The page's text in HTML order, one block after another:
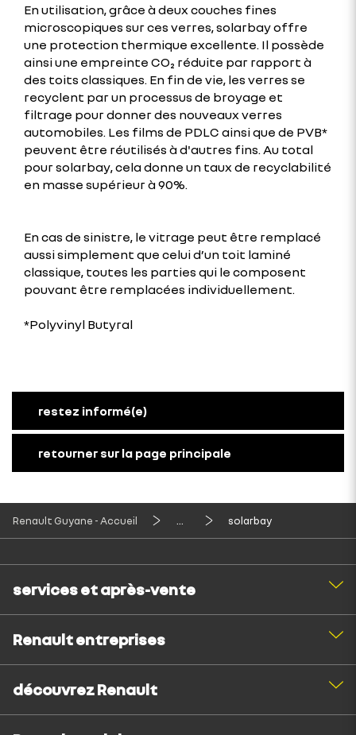
En utilisation, grâce à deux couches fines
microscopiques sur ces verres, solarbay offre
une protection thermique excellente. Il possède
ainsi une empreinte CO₂ réduite par rapport à
des toits classiques. En fin de vie, les verres se
recyclent par un processus de broyage et
filtrage pour donner des nouveaux verres
automobiles. Les films de PDLC ainsi que de PVB*
peuvent être réutilisés à d'autres fins. Au total
pour solarbay, cela donne un taux de recyclabilité
en masse supérieur à 90%.
En cas de sinistre, le vitrage peut être remplacé
aussi simplement que celui d’un toit laminé
classique, toutes les parties qui le composent
pouvant être remplacées individuellement.
*Polyvinyl Butyral
restez informé(e)
retourner sur la page principale